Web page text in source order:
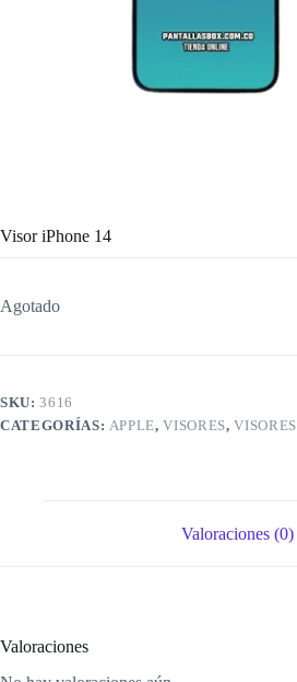
Visor iPhone 14
Agotado
SKU:3616
CATEGORÍAS: APPLE,VISORES,VISORES
Valoraciones (0)
Valoraciones